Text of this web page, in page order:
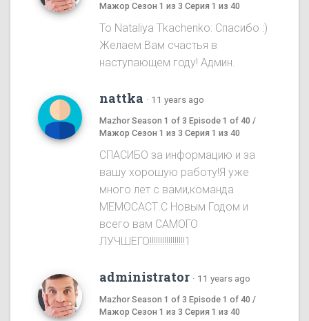
Мажор Сезон 1 из 3 Серия 1 из 40
To Nataliya Tkachenko: Спасибо :)
Желаем Вам счастья в
наступающем году! Админ.
nattka · 11 years ago
Mazhor Season 1 of 3 Episode 1 of 40 /
Мажор Сезон 1 из 3 Серия 1 из 40
СПАСИБО за информацию и за
вашу хорошую работу!Я уже
много лет с вами,команда
МЕМОСАСТ.С Новым Годом и
всего вам САМОГО
ЛУЧШЕГО!!!!!!!!!!!!!!!!!1
administrator · 11 years ago
Mazhor Season 1 of 3 Episode 1 of 40 /
Мажор Сезон 1 из 3 Серия 1 из 40